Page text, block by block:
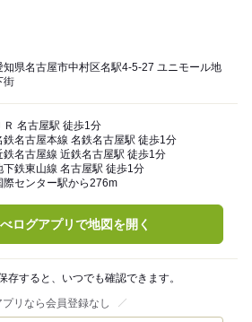
知県名古屋市中村区名駅4-5-27 ユニモール地
街
Ｒ 名古屋駅 徒歩1分
鉄名古屋本線 名鉄名古屋駅 徒歩1分
鉄名古屋線 近鉄名古屋駅 徒歩1分
下鉄東山線 名古屋駅 徒歩1分
際センター駅から276m
ログアプリで地図を開く
存すると、いつでも確認できます。
プリなら会員登録なし